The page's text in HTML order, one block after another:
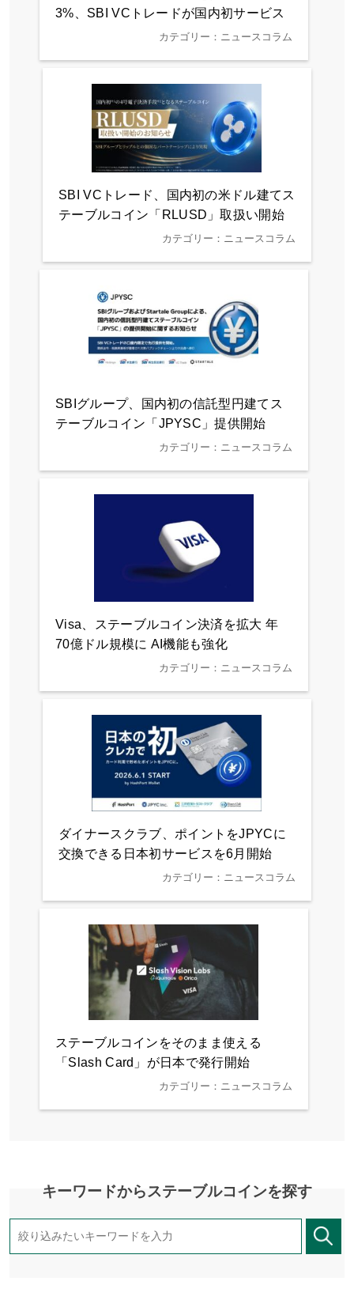
3%、SBI VCトレードが国内初サービス
カテゴリー：ニュースコラム
SBI VCトレード、国内初の米ドル建てス
テーブルコイン「RLUSD」取扱い開始
カテゴリー：ニュースコラム
SBIグループ、国内初の信託型円建てス
テーブルコイン「JPYSC」提供開始
カテゴリー：ニュースコラム
Visa、ステーブルコイン決済を拡大 年
70億ドル規模に AI機能も強化
カテゴリー：ニュースコラム
ダイナースクラブ、ポイントをJPYCに
交換できる日本初サービスを6月開始
カテゴリー：ニュースコラム
ステーブルコインをそのまま使える
「Slash Card」が日本で発行開始
カテゴリー：ニュースコラム
キーワードからステーブルコインを探す